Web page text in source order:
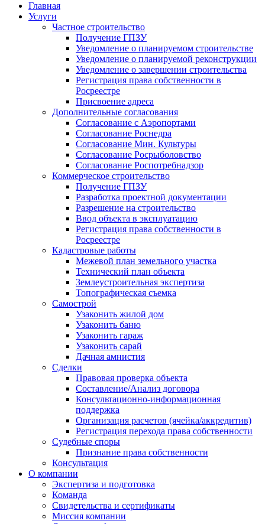
Главная
Услуги
Частное строительство
Получение ГПЗУ
Уведомление о планируемом строительстве
Уведомление о планируемой реконструкции
Уведомление о завершении строительства
Регистрация права собственности в
Росреестре
Присвоение адреса
Дополнительные согласования
Согласование с Аэропортами
Согласование Роснедра
Согласование Мин. Культуры
Согласование Росрыболовство
Согласование Роспотребнадзор
Коммерческое строительство
Получение ГПЗУ
Разработка проектной документации
Разрешение на строительство
Ввод объекта в эксплуатацию
Регистрация права собственности в
Росреестре
Кадастровые работы
Межевой план земельного участка
Технический план объекта
Землеустроительная экспертиза
Топографическая съемка
Самострой
Узаконить жилой дом
Узаконить баню
Узаконить гараж
Узаконить сарай
Дачная амнистия
Сделки
Правовая проверка объекта
Составление/Анализ договора
Консультационно-информационная
поддержка
Организация расчетов (ячейка/аккредитив)
Регистрация перехода права собственности
Судебные споры
Признание права собственности
Консультация
О компании
Экспертиза и подготовка
Команда
Свидетельства и сертификаты
Миссия компании